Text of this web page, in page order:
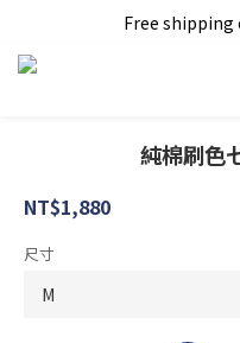
加入
Free shipping
加入
純棉刷色
NT$1,880
尺寸